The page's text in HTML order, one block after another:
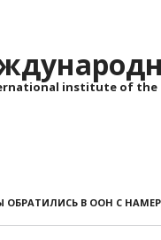
institute of the
ОБРАТИЛИСЬ В ООН С